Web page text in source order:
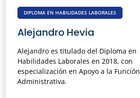
DIPLOMA EN HABILIDADES LABORALES
Alejandro Hevia
Alejandro es titulado del Diploma en
Habilidades Laborales en 2018, con
especialización en Apoyo a la Función
Administrativa.